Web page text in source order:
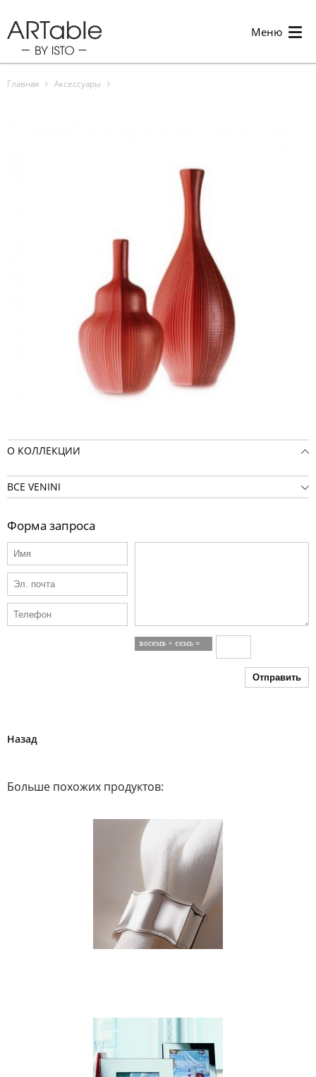
Меню
Главная Аксессуары
О КОЛЛЕКЦИИ
ВСЕ VENINI
Форма запроса
Отправить
Назад
Больше похожих продуктов: